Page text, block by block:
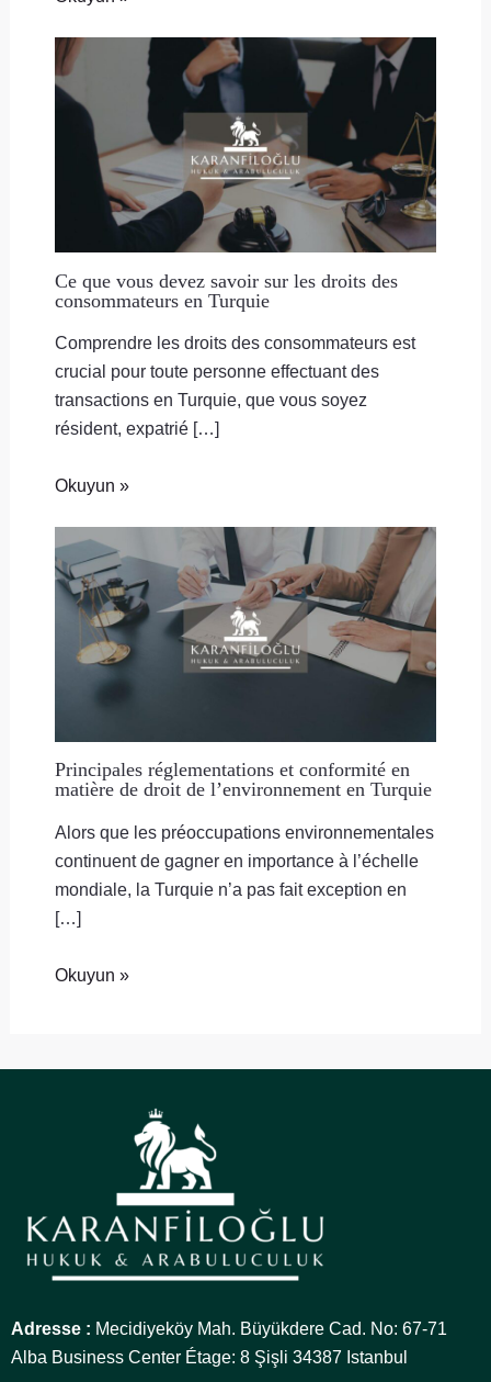
Ce que vous devez savoir sur les droits des
consommateurs en Turquie
Comprendre les droits des consommateurs est
crucial pour toute personne effectuant des
transactions en Turquie, que vous soyez
résident, expatrié […]
Okuyun »
Principales réglementations et conformité en
matière de droit de l’environnement en Turquie
Alors que les préoccupations environnementales
continuent de gagner en importance à l’échelle
mondiale, la Turquie n’a pas fait exception en
[…]
Okuyun »
Adresse : Mecidiyeköy Mah. Büyükdere Cad. No: 67-71
Alba Business Center Étage: 8 Şişli 34387 Istanbul